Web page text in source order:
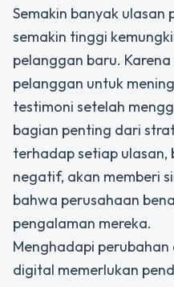
Semakin banyak
semakin tinggi
pelanggan baru.
pelanggan untuk
testimoni setelah
bagian penting dari
terhadap setiap ulasan,
negatif, akan memberi
bahwa perusahaan
pengalaman mereka.
Menghadapi
digital memerlukan